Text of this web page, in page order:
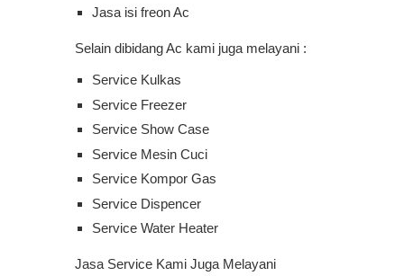
Jasa isi freon Ac
Selain dibidang Ac kami juga melayani :
Service Kulkas
Service Freezer
Service Show Case
Service Mesin Cuci
Service Kompor Gas
Service Dispencer
Service Water Heater
Jasa Service Kami Juga Melayani